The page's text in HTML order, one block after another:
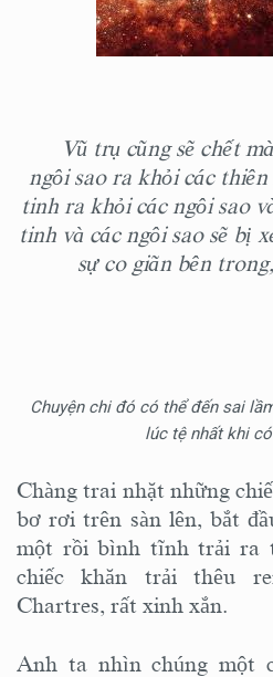
Vũ trụ cũng sẽ chết
ngôi sao ra khỏi các
tinh ra khỏi các ngôi sao
tinh và các ngôi sao sẽ bị
sự co giãn bên
Chuyện chi đó có thể đến sai
lúc tệ nhất khi
Chàng trai nhặt những
bơ rơi trên sàn lên, bắt
một rồi bình tĩnh trải ra
chiếc khăn trải thêu
Chartres, rất xinh xắn.
Anh ta nhìn chúng một